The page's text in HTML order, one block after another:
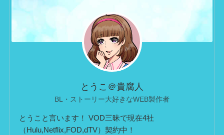
とうこ＠貴腐人
BL・ストーリー大好きなWEB製作者
とうこと言います！ VOD三昧で現在4社
（Hulu,Netflix,FOD,dTV）契約中！